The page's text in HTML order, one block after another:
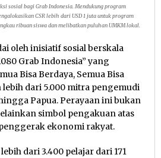
sosial bagi Grab Indonesia. Mendukung program
CSR lebih dari USD 1 juta untuk program
ribuan siswa dan melibatkan puluhan UMKM lokal.
oleh inisiatif sosial berskala
Grab Indonesia” yang
Bisa Berdaya, Semua Bisa
dari 5.000 mitra pengemudi
Papua. Perayaan ini bukan
simbol pengakuan atas
ekonomi rakyat.
dari 3.400 pelajar dari 171